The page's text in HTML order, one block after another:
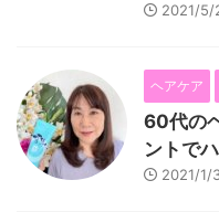
2021/5/
ヘアケア
60代の
ントで
2021/1/